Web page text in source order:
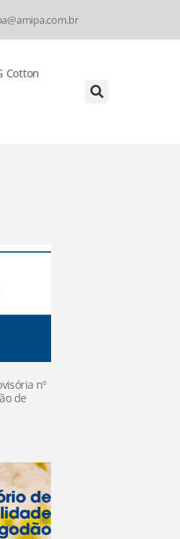
Cotton
nº
de